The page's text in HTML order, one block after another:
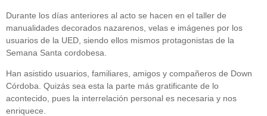
Durante los días anteriores al acto se hacen en el taller de
manualidades decorados nazarenos, velas e imágenes por los
usuarios de la UED, siendo ellos mismos protagonistas de la
Semana Santa cordobesa.
Han asistido usuarios, familiares, amigos y compañeros de Down
Córdoba. Quizás sea esta la parte más gratificante de lo
acontecido, pues la interrelación personal es necesaria y nos
enriquece.